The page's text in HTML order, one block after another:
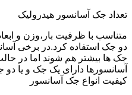
تعداد جک آسانسور هیدرولیک
متناسب با ظرفیت بار،وزن و
دو جک استفاده کرد.در برخی
جک ها بیشتر هم شوند اما در
آسانسورها دارای یک جک و یا
کیفیت انواع جک آسانسور